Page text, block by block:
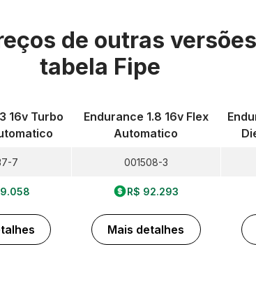
de outras
tabela Fipe
16v Turbo
7
Endurance 1.8 16v Flex
Automatico
001508-3
R$ 92.293
Mais detalhes